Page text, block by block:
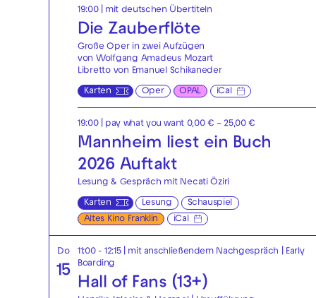
19:00| mit deutschen Übertiteln
Die Zauberflöte
Große Oper in zwei Aufzügen
von Wolfgang Amadeus Mozart
Libretto von Emanuel Schikaneder
Karten Oper OPAL iCal
19:00 | pay what you want 0,00 € – 25,00 €
Mannheim liest ein Buch
2026 Auftakt
Lesung & Gespräch mit Necati Öziri
Karten Lesung
Schauspiel
Altes Kino Franklin
iCal
Do
15
11:00 - 12:15 | mit anschließendem Nachgespräch
Early
Boarding
Hall of Fans (13+)